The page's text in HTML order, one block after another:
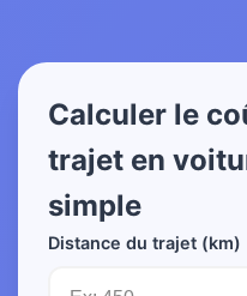
Calculer le
trajet en
simple
Distance du trajet (km)